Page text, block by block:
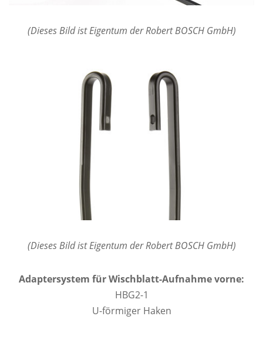
(Dieses Bild ist Eigentum der Robert BOSCH GmbH)
(Dieses Bild ist Eigentum der Robert BOSCH GmbH)
Adaptersystem für Wischblatt-Aufnahme vorne:
HBG2-1
U-förmiger Haken